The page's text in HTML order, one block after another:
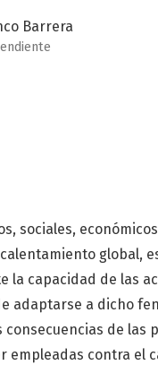
Barrera
sociales,
global,
la capacidad de las
adaptarse a dicho
consecuencias de las
empleadas contra el